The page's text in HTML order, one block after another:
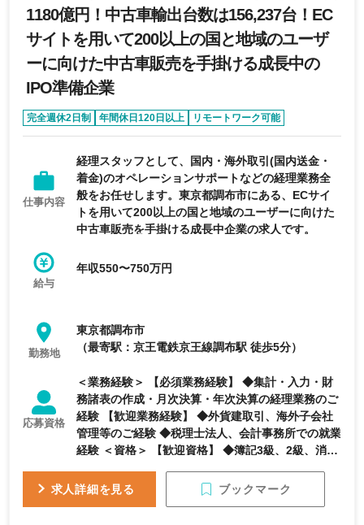
1180億円！中古車輸出台数は156,237台！EC
サイトを用いて200以上の国と地域のユーザ
ーに向けた中古車販売を手掛ける成長中の
IPO準備企業
完全週休2日制 年間休日120日以上
リモートワーク可能
退職金制度あり
仕事内容
経理スタッフとして、国内・海外取引(国内送金・
着金)のオペレーションサポートなどの経理業務全
般をお任せします。東京都調布市にある、ECサイ
トを用いて200以上の国と地域のユーザーに向けた
中古車販売を手掛ける成長中企業の求人です。
給与
年収550〜750万円
勤務地
東京都調布市
（最寄駅：京王電鉄京王線調布駅 徒歩5分）
応募資格
＜業務経験＞ 【必須業務経験】 ◆集計・入力・財
務諸表の作成・月次決算・年次決算の経理業務のご
経験 【歓迎業務経験】 ◆外貨建取引、海外子会社
管理等のご経験 ◆税理士法人、会計事務所での就業
経験 ＜資格＞ 【歓迎資格】 ◆簿記3級、2級、消費
スピード感、正確性、効率化を念頭に業務に向き合
求人詳細を見る ブックマーク